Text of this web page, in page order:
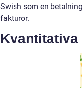
Swish som en
fakturor.
Kvantitativa